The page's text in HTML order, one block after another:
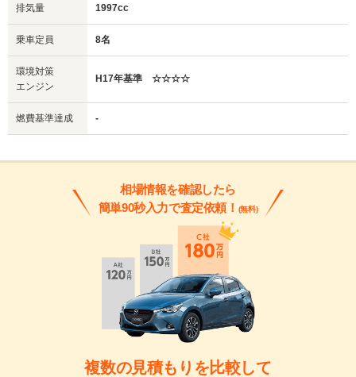
排気量 1997cc
乗車定員 8名
環境対策
エンジン
H17年基準 ☆☆☆☆
燃費基準達成 -
相場情報を確認したら
簡単90秒入力で査定依頼！ (無料)
複数の見積もりを比較して